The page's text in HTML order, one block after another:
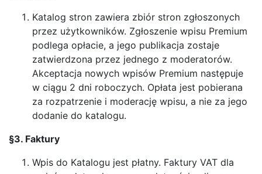
Katalog stron zawiera zbiór stron zgłoszonych
przez użytkowników. Zgłoszenie wpisu Premium
podlega opłacie, a jego publikacja zostaje
zatwierdzona przez jednego z moderatorów.
Akceptacja nowych wpisów Premium następuje
w ciągu 2 dni roboczych. Opłata jest pobierana
za rozpatrzenie i moderację wpisu, a nie za jego
dodanie do katalogu.
§3. Faktury
Wpis do Katalogu jest płatny. Faktury VAT dla